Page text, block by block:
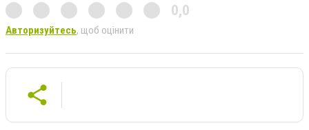
0,0
Авторизуйтесь, щоб оцінити